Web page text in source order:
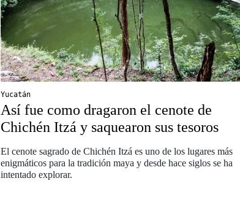
Yucatán
Así fue como dragaron el cenote de
Chichén Itzá y saquearon sus tesoros
El cenote sagrado de Chichén Itzá es uno de los lugares más
enigmáticos para la tradición maya y desde hace siglos se ha
intentado explorar.